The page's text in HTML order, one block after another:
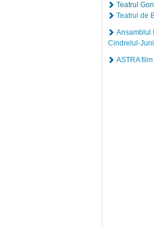
Teatrul
Teatrul de
Ansamblul
Cindrelul-
ASTRA film